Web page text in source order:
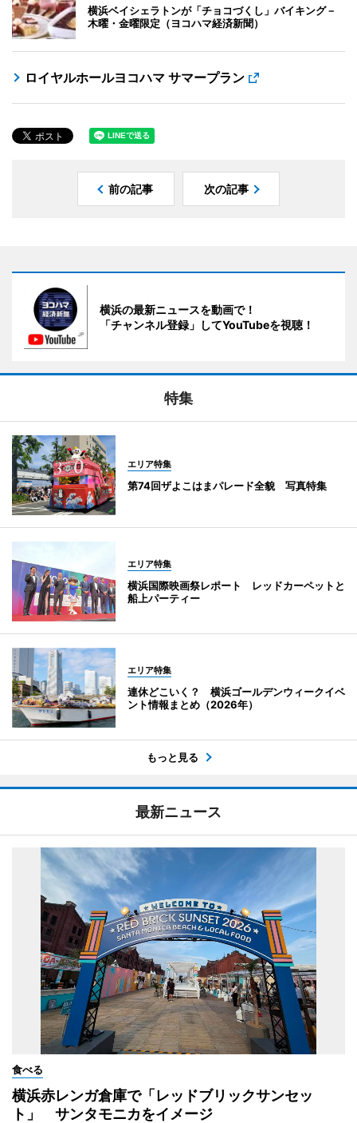
横浜ベイシェラトンが「チョコづくし」バイキング－
木曜・金曜限定（ヨコハマ経済新聞）
ロイヤルホールヨコハマ サマープラン
前の記事 次の記事
横浜の最新ニュースを動画で！
「チャンネル登録」してYouTubeを視聴！
特集
エリア特集
第74回ザよこはまパレード全貌 写真特集
エリア特集
横浜国際映画祭レポート レッドカーペットと
船上パーティー
エリア特集
連休どこいく？ 横浜ゴールデンウィークイベ
ント情報まとめ（2026年）
もっと見る
最新ニュース
食べる
横浜赤レンガ倉庫で「レッドブリックサンセッ
ト」 サンタモニカをイメージ